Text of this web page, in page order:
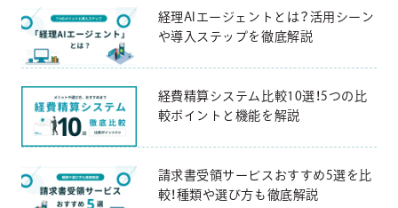
経理AIエージェントとは？活用シーン
や導入ステップを徹底解説
経費精算システム比較10選！5つの比
較ポイントと機能を解説
請求書受領サービスおすすめ5選を比
較！種類や選び方も徹底解説